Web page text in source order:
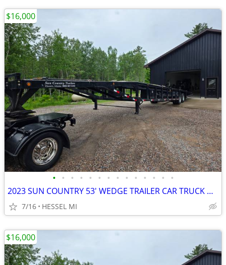
• • • • • • • • • • • • • •
2023 SUN COUNTRY 53' WEDGE TRAILER CAR TRUCK HOTSHOT HAULER
7/16 HESSEL MI
$16,000
$16,000